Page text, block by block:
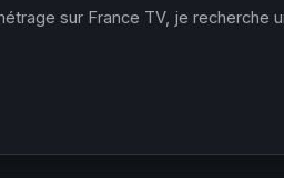
sur France TV, je